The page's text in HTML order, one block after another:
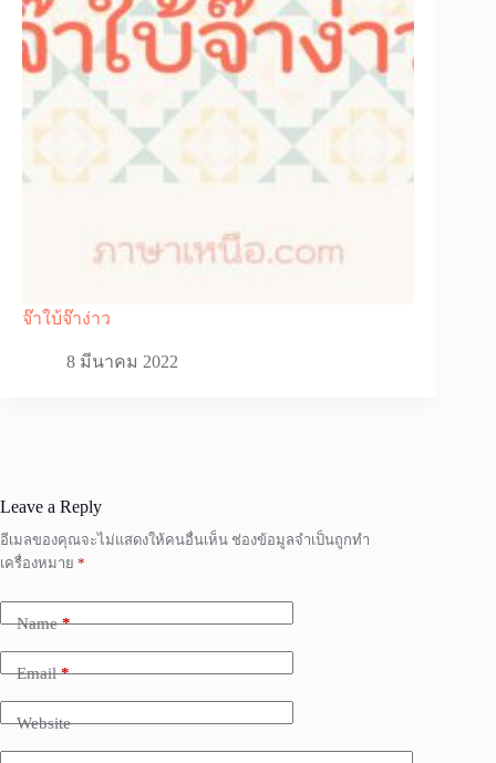
จ๊าใบ้จ๊าง่าว
8 มีนาคม 2022
Leave a Reply
อีเมลของคุณจะไม่แสดงให้คนอื่นเห็น ช่องข้อมูลจำเป็นถูกทำ
เครื่องหมาย *
Name*
Email*
Website